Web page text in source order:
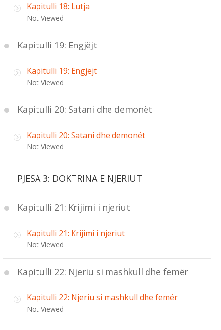
Kapitulli 18: Lutja
Not Viewed
Kapitulli 19: Engjëjt
Kapitulli 19: Engjëjt
Not Viewed
Kapitulli 20: Satani dhe demonët
Kapitulli 20: Satani dhe demonët
Not Viewed
PJESA 3: DOKTRINA E NJERIUT
Kapitulli 21: Krijimi i njeriut
Kapitulli 21: Krijimi i njeriut
Not Viewed
Kapitulli 22: Njeriu si mashkull dhe femër
Kapitulli 22: Njeriu si mashkull dhe femër
Not Viewed